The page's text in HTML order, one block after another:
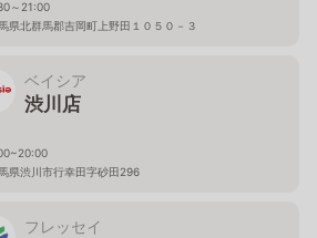
～21:00
県北群馬郡吉岡町上野田１０５０－３
ベイシア
渋川店
県渋川市行幸田字砂田296
フレッセイ